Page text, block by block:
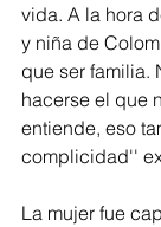
vida. A la hora
y niña de
que ser familia.
hacerse el que
entiende, eso
complicidad''
La mujer fue